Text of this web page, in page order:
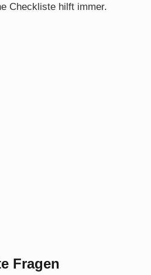
Checkliste hilft immer.
Fragen